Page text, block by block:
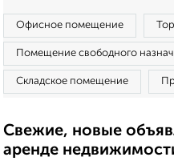
Офисное помещение
Помещение свободного
Складское помещение
Свежие, новые
аренде